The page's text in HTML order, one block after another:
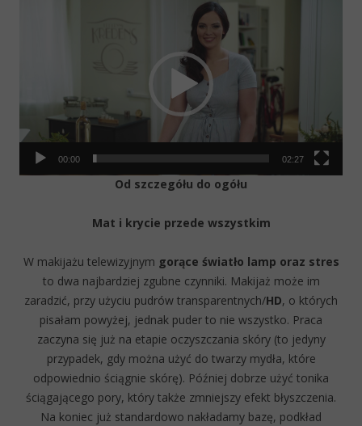
00:00 02:27
Od szczegółu do ogółu
Mat i krycie przede wszystkim
W makijażu telewizyjnym gorące światło lamp oraz stres
to dwa najbardziej zgubne czynniki. Makijaż może im
zaradzić, przy użyciu pudrów transparentnych/HD, o których
pisałam powyżej, jednak puder to nie wszystko. Praca
zaczyna się już na etapie oczyszczania skóry (to jedyny
przypadek, gdy można użyć do twarzy mydła, które
odpowiednio ściągnie skórę). Później dobrze użyć tonika
ściągającego pory, który także zmniejszy efekt błyszczenia.
Na koniec już standardowo nakładamy bazę, podkład